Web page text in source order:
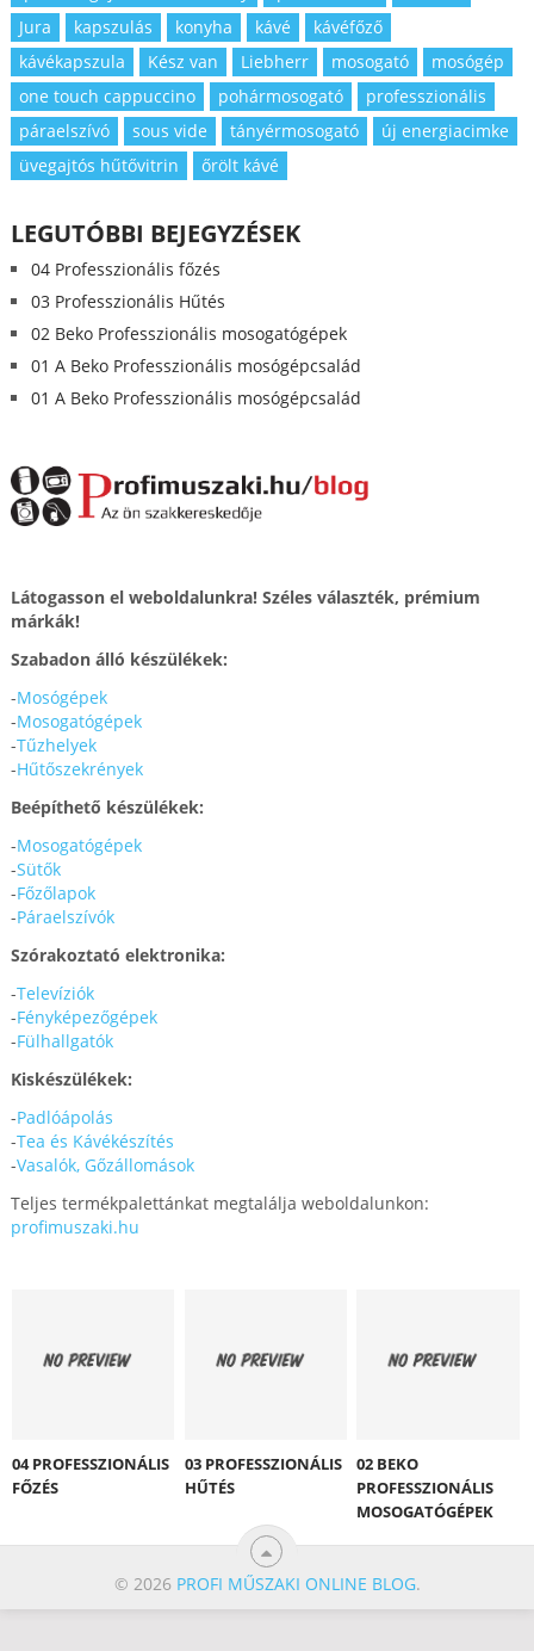
Jura
kapszulás konyha kávé
kávéfőző
kávékapszula
Kész van Liebherr mosogató
mosógép
one touch cappuccino
pohármosogató
professzionális
páraelszívó
sous vide tányérmosogató
új energiacimke
üvegajtós hűtővitrin
őrölt kávé
LEGUTÓBBI BEJEGYZÉSEK
04 Professzionális főzés
03 Professzionális Hűtés
02 Beko Professzionális mosogatógépek
01 A Beko Professzionális mosógépcsalád
01 A Beko Professzionális mosógépcsalád
Látogasson el weboldalunkra! Széles választék, prémium
márkák!
Szabadon álló készülékek:
-Mosógépek
-Mosogatógépek
-Tűzhelyek
-Hűtőszekrények
Beépíthető készülékek:
-Mosogatógépek
-Sütők
-Főzőlapok
-Páraelszívók
Szórakoztató elektronika:
-Televíziók
-Fényképezőgépek
-Fülhallgatók
Kiskészülékek:
-Padlóápolás
-Tea és Kávékészítés
-Vasalók, Gőzállomások
Teljes termékpalettánkat megtalálja weboldalunkon:
profimuszaki.hu
04 PROFESSZIONÁLIS
FŐZÉS
03 PROFESSZIONÁLIS
HŰTÉS
02 BEKO
PROFESSZIONÁLIS
MOSOGATÓGÉPEK
© 2026 PROFI MŰSZAKI ONLINE BLOG.